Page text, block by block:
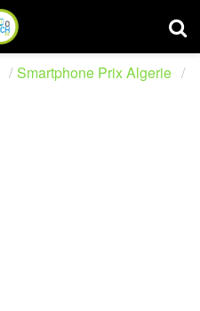
Smartphone Prix Algerie